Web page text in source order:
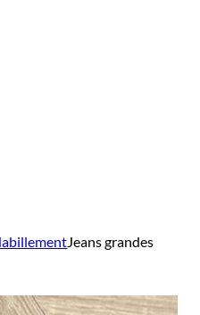
Jeans grandes